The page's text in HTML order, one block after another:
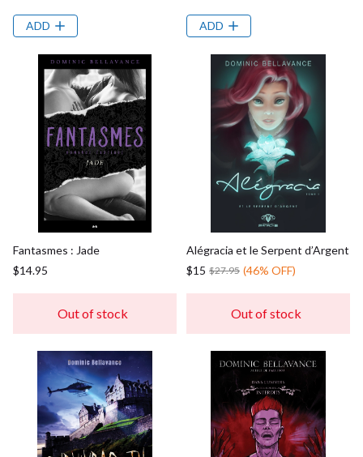
ADD ADD
Fantasmes : Jade
$14.95
Out of stock
Alégracia et le Serpent d’Argent
$15 $27.95 (46% OFF)
Out of stock